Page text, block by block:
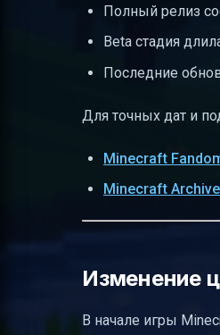
Полный релиз
Beta стадия
Последние
Для точных дат и
Minecraft
Minecraft
Изменение
В начале игры